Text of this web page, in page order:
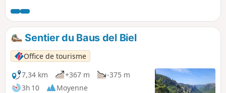
difficile, droit dans la pente.
Sentier du Baus del Biel
Office de tourisme
7,34 km
+367 m
-375 m
3h 10
Moyenne